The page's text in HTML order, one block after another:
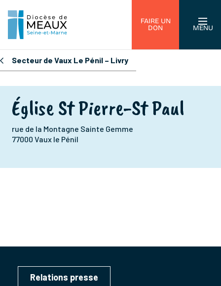
FAIRE UN
DON
MENU
Secteur de Vaux Le Pénil – Livry
Église St Pierre-St Paul
rue de la Montagne Sainte Gemme
77000 Vaux le Pénil
Relations presse